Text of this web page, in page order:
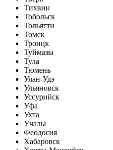
Тихвин
Тобольск
Тольятти
Томск
Троицк
Туймазы
Тула
Тюмень
Улан-Удэ
Ульяновск
Уссурийск
Уфа
Ухта
Учалы
Феодосия
Хабаровск